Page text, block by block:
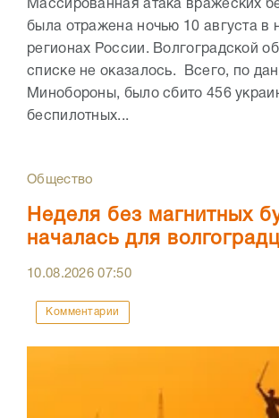
Массированная атака вражеских
была отражена ночью 10 августа в
регионах России. Волгоградской
списке не оказалось. Всего, по
Минобороны, было сбито 456
беспилотных...
Общество
Неделя без магнитных
началась для
10.08.202607:50
Комментарии